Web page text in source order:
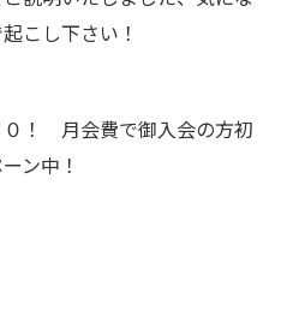
こし下さい！
０！ 月会費で御入会の方初
ン中！